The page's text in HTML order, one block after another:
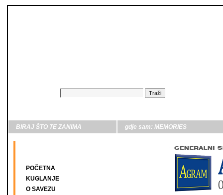
BIRAJ ŠTO TE ZANIMA
POČETNA
KUGLANJE
O SAVEZU
gdje sam: MEMORIES